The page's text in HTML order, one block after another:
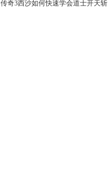
传奇3西沙如何快速学会道士开天斩